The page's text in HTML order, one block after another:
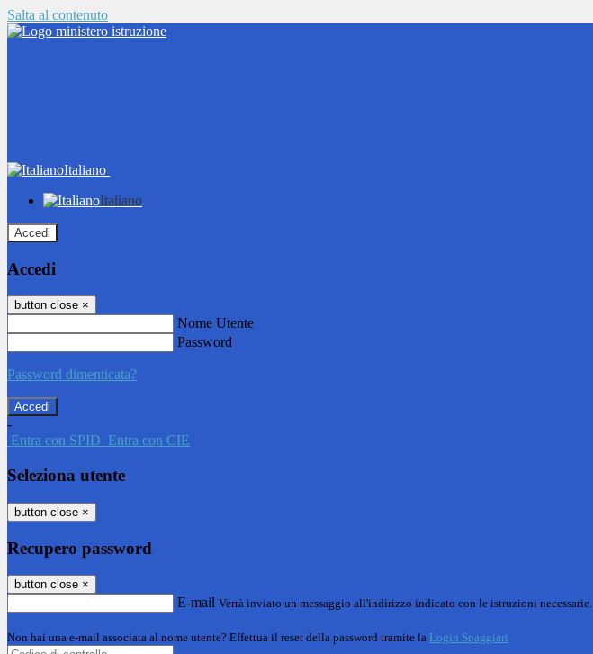
Salta al contenuto
Italiano
Italiano
Accedi
Accedi
button close ×
Nome Utente
Password
Password dimenticata?
-
Entra con SPID Entra con CIE
Seleziona utente
button close ×
Recupero password
button close ×
E-mail Verrà inviato un messaggio all'indirizzo indicato con le istruzioni necessarie.
Non hai una e-mail associata al nome utente? Effettua il reset della password tramite la Login Spaggiari